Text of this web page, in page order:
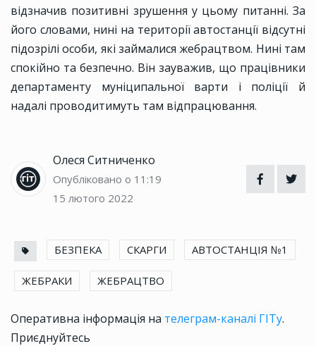
відзначив позитивні зрушення у цьому питанні. За
його словами, нині на території автостанції відсутні
підозрілі особи, які займалися жебрацтвом. Нині там
спокійно та безпечно. Він зауважив, що працівники
департаменту муніципальної варти і поліції й
надалі проводитимуть там відпрацювання.
Олеся Ситниченко
Опубліковано о 11:19
15 лютого 2022
БЕЗПЕКА СКАРГИ АВТОСТАНЦІЯ №1
ЖЕБРАКИ ЖЕБРАЦТВО
Оперативна інформація на телеграм-каналі ГІТу.
Приєднуйтесь